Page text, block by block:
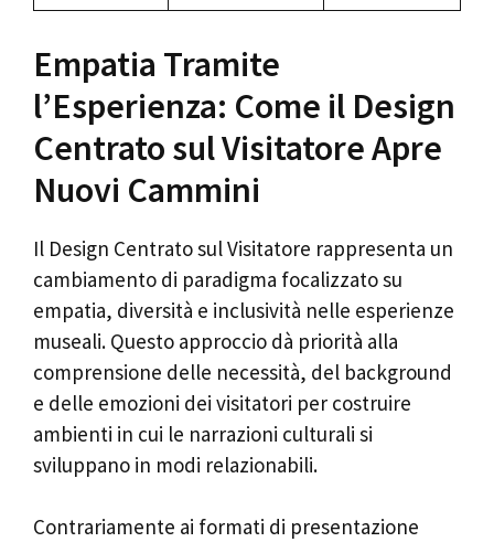
Empatia Tramite
l’Esperienza: Come il Design
Centrato sul Visitatore Apre
Nuovi Cammini
Il Design Centrato sul Visitatore rappresenta un
cambiamento di paradigma focalizzato su
empatia, diversità e inclusività nelle esperienze
museali. Questo approccio dà priorità alla
comprensione delle necessità, del background
e delle emozioni dei visitatori per costruire
ambienti in cui le narrazioni culturali si
sviluppano in modi relazionabili.
Contrariamente ai formati di presentazione